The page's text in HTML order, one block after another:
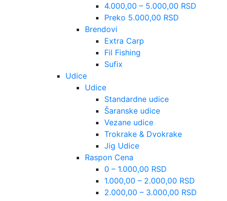
4.000,00 – 5.000,00 RSD
Preko 5.000,00 RSD
Brendovi
Extra Carp
Fil Fishing
Sufix
Udice
Udice
Standardne udice
Šaranske udice
Vezane udice
Trokrake & Dvokrake
Jig Udice
Raspon Cena
0 – 1.000,00 RSD
1.000,00 – 2.000,00 RSD
2.000,00 – 3.000,00 RSD